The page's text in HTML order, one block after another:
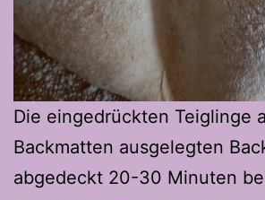
Die eingedrückten Teiglinge
Backmatten ausgelegten
abgedeckt 20-30 Minuten